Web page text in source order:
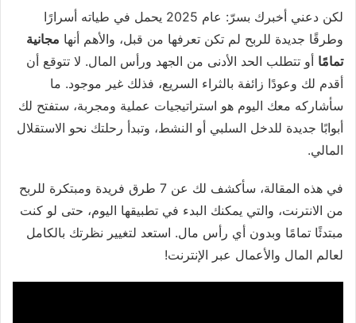
لكن دعني أخبرك بسرّ: عام 2025 يحمل في طياته أسرارًا
وطرقًا جديدة للربح لم تكن تعرفها من قبل، والأهم أنها مجانية
تمامًا أو تتطلب الحد الأدنى من الجهد ورأس المال. لا تتوقع أن
أقدم لك وعودًا زائفة بالثراء السريع، فذلك غير موجود. ما
سأشاركه معك اليوم هو استراتيجيات عملية ومجربة، ستفتح لك
أبوابًا جديدة للدخل السلبي أو النشط، وتبدأ رحلتك نحو الاستقلال
المالي.
في هذه المقالة، سأكشف لك عن 7 طرق فريدة ومبتكرة للربح
من الانترنت، والتي يمكنك البدء في تطبيقها اليوم، حتى لو كنت
مبتدئًا تمامًا وبدون أي رأس مال. استعد لتغيير نظرتك بالكامل
لعالم المال والأعمال عبر الإنترنت!